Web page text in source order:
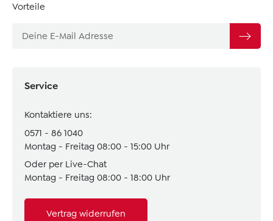
Service
Kontaktiere uns:
0571 - 86 1040
Montag - Freitag 08:00 - 15:00 Uhr
Oder per Live-Chat
Montag - Freitag 08:00 - 18:00 Uhr
Vertrag widerrufen
Vorteile